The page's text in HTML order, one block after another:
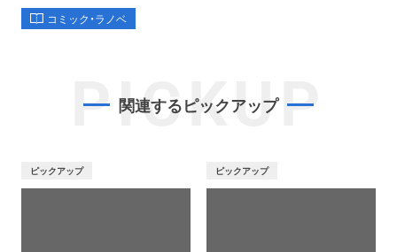
コミック・ラノベ
PICKUP
関連するピックアップ
ピックアップ ピックアップ